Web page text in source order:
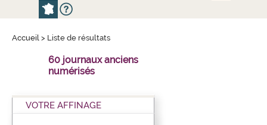
Accueil > Liste de résultats
60 journaux anciens
numérisés
VOTRE AFFINAGE